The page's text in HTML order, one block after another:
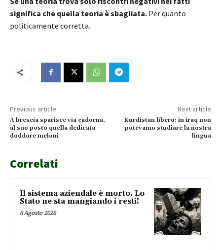
significa che quella teoria è sbagliata. Per quanto
politicamente corretta.
Previous article
A brescia sparisce via cadorna,
al suo posto quella dedicata
doddore meloni
Next article
Kurdistan libero: in iraq non
potevamo studiare la nostra
lingua
Correlati
Il sistema aziendale è morto. Lo
Stato ne sta mangiando i resti!
6 Agosto 2026